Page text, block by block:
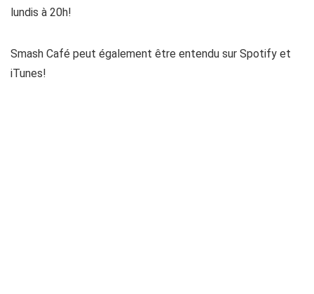
lundis à 20h!
Smash Café peut également être entendu sur Spotify et
iTunes!